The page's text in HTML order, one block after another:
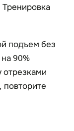
Тренировка
подъем без
90%
повторите